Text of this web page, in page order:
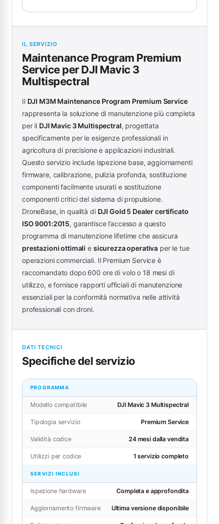
IL SERVIZIO
Maintenance Program Premium
Service per DJI Mavic 3
Multispectral
Il DJI M3M Maintenance Program Premium Service
rappresenta la soluzione di manutenzione più completa
per il DJI Mavic 3 Multispectral, progettata
specificamente per le esigenze professionali in
agricoltura di precisione e applicazioni industriali.
Questo servizio include ispezione base, aggiornamenti
firmware, calibrazione, pulizia profonda, sostituzione
componenti facilmente usurati e sostituzione
componenti critici del sistema di propulsione.
DroneBase, in qualità di DJI Gold 5 Dealer certificato
ISO 9001:2015, garantisce l’accesso a questo
programma di manutenzione lifetime che assicura
prestazioni ottimali e sicurezza operativa per le tue
operazioni commerciali. Il Premium Service è
raccomandato dopo 600 ore di volo o 18 mesi di
utilizzo, e fornisce rapporti ufficiali di manutenzione
essenziali per la conformità normativa nelle attività
professionali con droni.
DATI TECNICI
Specifiche del servizio
PROGRAMMA
Modello compatibile DJI Mavic 3 Multispectral
Tipologia servizio Premium Service
Validità codice 24 mesi dalla vendita
Utilizzi per codice 1 servizio completo
SERVIZI INCLUSI
Ispezione hardware Completa e approfondita
Aggiornamento firmware Ultima versione disponibile